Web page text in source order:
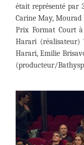
était représenté par
Carine May, Mourad
Prix Format Court
Harari (réalisateur)
Harari, Emilie
(producteur/